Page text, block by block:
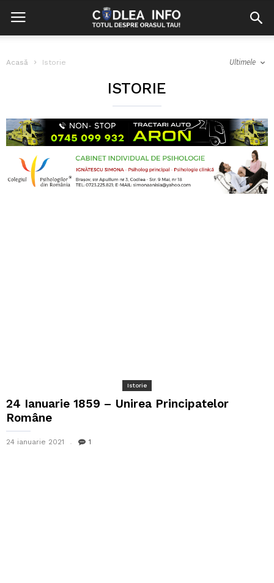
Acasă Istorie Ultimele
ISTORIE
Istorie
24 Ianuarie 1859 – Unirea Principatelor
Române
24 ianuarie 2021 1